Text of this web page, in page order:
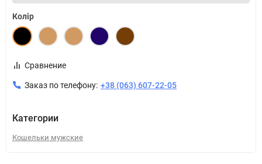
Колір
Сравнение
Заказ по телефону: +38 (063) 607-22-05
Категории
Кошельки мужские